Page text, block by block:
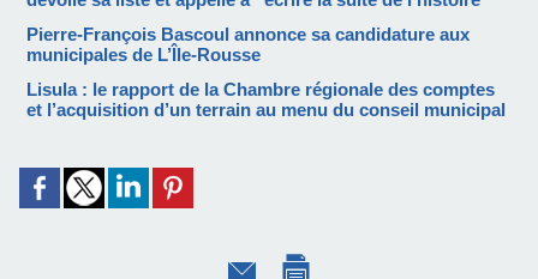
Pierre-François Bascoul annonce sa candidature aux
municipales de L’Île-Rousse
Lisula : le rapport de la Chambre régionale des comptes
et l’acquisition d’un terrain au menu du conseil municipal